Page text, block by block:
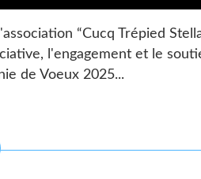
“Cucq Trépied
l'engagement et le
de Voeux 2025...